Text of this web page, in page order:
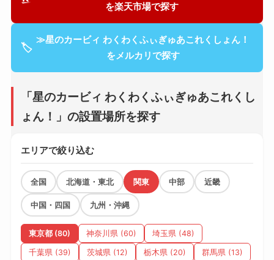
を楽天市場で探す
🏷
≫星のカービィ わくわくふぃぎゅあこれくしょん！
をメルカリで探す
「星のカービィ わくわくふぃぎゅあこれくし
ょん！」の設置場所を探す
エリアで絞り込む
全国 北海道・東北 関東 中部 近畿
中国・四国 九州・沖縄
東京都 (80) 神奈川県 (60) 埼玉県 (48)
千葉県 (39) 茨城県 (12) 栃木県 (20) 群馬県 (13)